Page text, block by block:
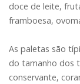
doce de leite,
framboesa,
As paletas são
do tamanho dos
conservante,